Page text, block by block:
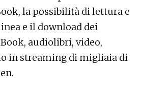
la possibilità di lettura e
e il download dei
audiolibri, video,
in streaming di migliaia di